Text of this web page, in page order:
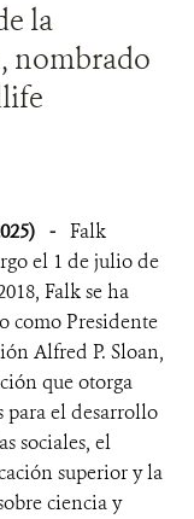
la
nombrado
- Falk
el 1 de julio de
Falk se ha
como Presidente
Alfred P. Sloan,
que otorga
para el desarrollo
sociales, el
superior y la
ciencia y